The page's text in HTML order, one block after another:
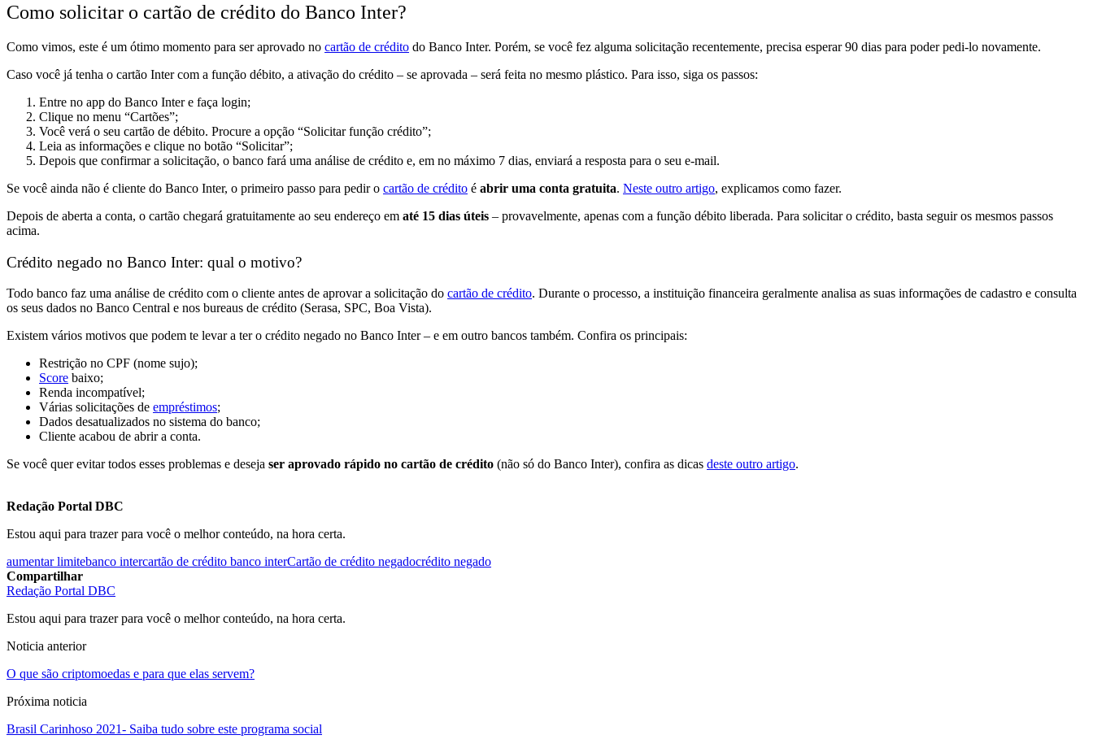
Como solicitar o cartão de crédito do Banco Inter?
Como vimos, este é um ótimo momento para ser aprovado no cartão de crédito do Banco Inter. Porém, se você fez alguma solicitação recentemente, precisa esperar 90 dias para poder pedi-lo novamente.
Caso você já tenha o cartão Inter com a função débito, a ativação do crédito – se aprovada – será feita no mesmo plástico. Para isso, siga os passos:
Entre no app do Banco Inter e faça login;
Clique no menu “Cartões”;
Você verá o seu cartão de débito. Procure a opção “Solicitar função crédito”;
Leia as informações e clique no botão “Solicitar”;
Depois que confirmar a solicitação, o banco fará uma análise de crédito e, em no máximo 7 dias, enviará a resposta para o seu e-mail.
Se você ainda não é cliente do Banco Inter, o primeiro passo para pedir o cartão de crédito é abrir uma conta gratuita. Neste outro artigo, explicamos como fazer.
Depois de aberta a conta, o cartão chegará gratuitamente ao seu endereço em até 15 dias úteis – provavelmente, apenas com a função débito liberada. Para solicitar o crédito, basta seguir os mesmos passos
acima.
Crédito negado no Banco Inter: qual o motivo?
Todo banco faz uma análise de crédito com o cliente antes de aprovar a solicitação do cartão de crédito. Durante o processo, a instituição financeira geralmente analisa as suas informações de cadastro e consulta
os seus dados no Banco Central e nos bureaus de crédito (Serasa, SPC, Boa Vista).
Existem vários motivos que podem te levar a ter o crédito negado no Banco Inter – e em outro bancos também. Confira os principais:
Restrição no CPF (nome sujo);
Score baixo;
Renda incompatível;
Várias solicitações de empréstimos;
Dados desatualizados no sistema do banco;
Cliente acabou de abrir a conta.
Se você quer evitar todos esses problemas e deseja ser aprovado rápido no cartão de crédito (não só do Banco Inter), confira as dicas deste outro artigo.
Redação Portal DBC
Estou aqui para trazer para você o melhor conteúdo, na hora certa.
aumentar limitebanco intercartão de crédito banco interCartão de crédito negadocrédito negado
Compartilhar
Redação Portal DBC
Estou aqui para trazer para você o melhor conteúdo, na hora certa.
Noticia anterior
O que são criptomoedas e para que elas servem?
Próxima noticia
Brasil Carinhoso 2021- Saiba tudo sobre este programa social